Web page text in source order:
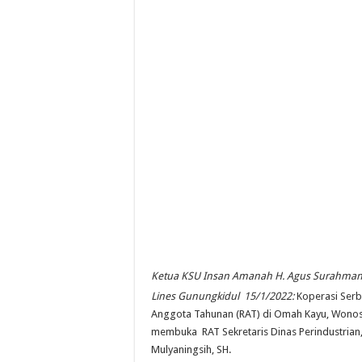
Ketua KSU Insan Amanah H. Agus
Lines Gunungkidul 15/1/2022:Koperasi
Anggota Tahunan (RAT) di Omah Kayu,
membuka RAT Sekretaris Dinas
Mulyaningsih, SH.